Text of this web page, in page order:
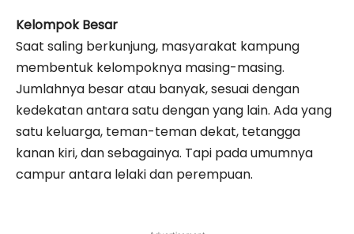
Kelompok Besar
Saat saling berkunjung, masyarakat kampung
membentuk kelompoknya masing-masing.
Jumlahnya besar atau banyak, sesuai dengan
kedekatan antara satu dengan yang lain. Ada yang
satu keluarga, teman-teman dekat, tetangga
kanan kiri, dan sebagainya. Tapi pada umumnya
campur antara lelaki dan perempuan.